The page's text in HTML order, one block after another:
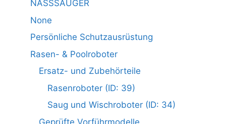
NASSSAUGER
None
Persönliche Schutzausrüstung
Rasen- & Poolroboter
Ersatz- und Zubehörteile
Rasenroboter (ID: 39)
Saug und Wischroboter (ID: 34)
Geprüfte Vorführmodelle